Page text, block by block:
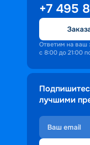
+7 495
Ответим на ваш
с 8:00 до 21:00
лучшими